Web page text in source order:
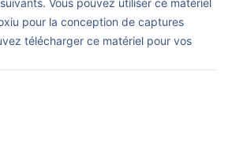
Vous pouvez utiliser ce matériel
pour la conception de captures
télécharger ce matériel pour vos